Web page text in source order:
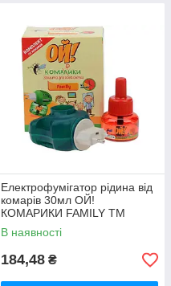
Електрофумігатор рідина від
комарів 30мл ОЙ!
КОМАРИКИ FAMILY ТМ
КОСМО-ХИМ
В наявності
184,48 ₴